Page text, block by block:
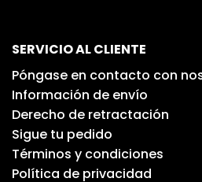
SERVICIO AL CLIENTE
Póngase en contacto con
Información de envío
Derecho de retractación
Sigue tu pedido
Términos y condiciones
Política de privacidad